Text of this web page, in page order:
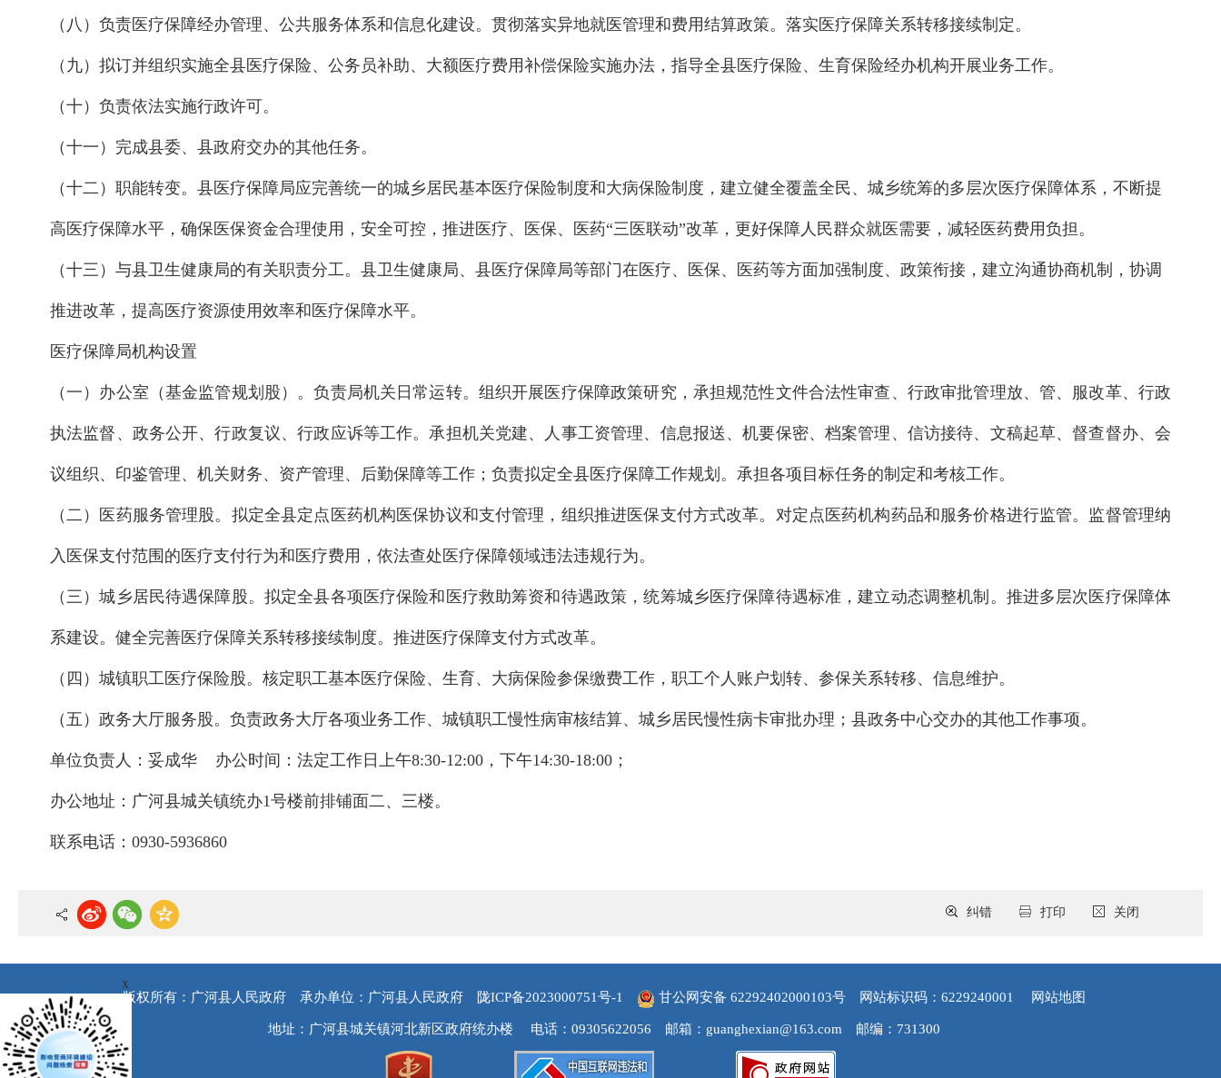
（八）负责医疗保障经办管理、公共服务体系和信息化建设。贯彻落实异地就医管理和费用结算政策。落实医疗保障关系转移接续制定。
（九）拟订并组织实施全县医疗保险、公务员补助、大额医疗费用补偿保险实施办法，指导全县医疗保险、生育保险经办机构开展业务工作。
（十）负责依法实施行政许可。
（十一）完成县委、县政府交办的其他任务。
（十二）职能转变。县医疗保障局应完善统一的城乡居民基本医疗保险制度和大病保险制度，建立健全覆盖全民、城乡统筹的多层次医疗保障体系，不断提
高医疗保障水平，确保医保资金合理使用，安全可控，推进医疗、医保、医药“三医联动”改革，更好保障人民群众就医需要，减轻医药费用负担。
（十三）与县卫生健康局的有关职责分工。县卫生健康局、县医疗保障局等部门在医疗、医保、医药等方面加强制度、政策衔接，建立沟通协商机制，协调
推进改革，提高医疗资源使用效率和医疗保障水平。
医疗保障局机构设置
（一）办公室（基金监管规划股）。负责局机关日常运转。组织开展医疗保障政策研究，承担规范性文件合法性审查、行政审批管理放、管、服改革、行政
执法监督、政务公开、行政复议、行政应诉等工作。承担机关党建、人事工资管理、信息报送、机要保密、档案管理、信访接待、文稿起草、督查督办、会
议组织、印鉴管理、机关财务、资产管理、后勤保障等工作；负责拟定全县医疗保障工作规划。承担各项目标任务的制定和考核工作。
（二）医药服务管理股。拟定全县定点医药机构医保协议和支付管理，组织推进医保支付方式改革。对定点医药机构药品和服务价格进行监管。监督管理纳
入医保支付范围的医疗支付行为和医疗费用，依法查处医疗保障领域违法违规行为。
（三）城乡居民待遇保障股。拟定全县各项医疗保险和医疗救助筹资和待遇政策，统筹城乡医疗保障待遇标准，建立动态调整机制。推进多层次医疗保障体
系建设。健全完善医疗保障关系转移接续制度。推进医疗保障支付方式改革。
（四）城镇职工医疗保险股。核定职工基本医疗保险、生育、大病保险参保缴费工作，职工个人账户划转、参保关系转移、信息维护。
（五）政务大厅服务股。负责政务大厅各项业务工作、城镇职工慢性病审核结算、城乡居民慢性病卡审批办理；县政务中心交办的其他工作事项。
单位负责人：妥成华 办公时间：法定工作日上午8:30-12:00，下午14:30-18:00；
办公地址：广河县城关镇统办1号楼前排铺面二、三楼。
联系电话：0930-5936860
关闭
打印
纠错
版权所有：广河县人民政府 承办单位：广河县人民政府 陇ICP备2023000751号-1 甘公网安备 62292402000103号 网站标识码：6229240001 网站地图
地址：广河县城关镇河北新区政府统办楼 电话：09305622056 邮箱：guanghexian@163.com 邮编：731300
x